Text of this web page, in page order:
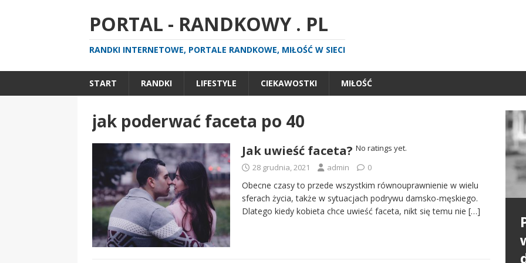
PORTAL - RANDKOWY . PL
RANDKI INTERNETOWE, PORTALE RANDKOWE, MIŁOŚĆ W SIECI
START RANDKI LIFESTYLE CIEKAWOSTKI MIŁOŚĆ
jak poderwać faceta po 40
Jak uwieść faceta? No ratings yet.
28 grudnia, 2021
admin 0
Obecne czasy to przede wszystkim równouprawnienie w wielu
sferach życia, także w sytuacjach podrywu damsko-męskiego.
Dlatego kiedy kobieta chce uwieść faceta, nikt się temu nie […]